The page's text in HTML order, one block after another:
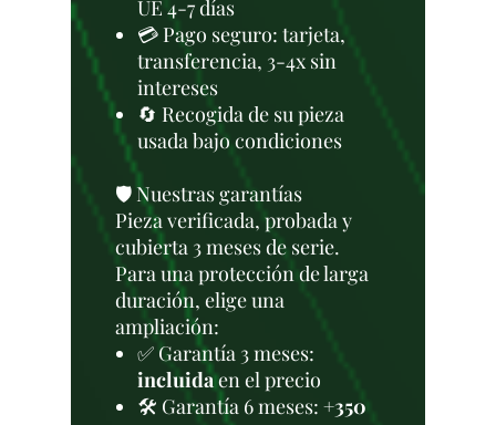
UE 4-7 días
💳 Pago seguro: tarjeta,
transferencia, 3-4x sin
intereses
🔄 Recogida de su pieza
usada bajo condiciones
🛡️ Nuestras garantías
Pieza verificada, probada y
cubierta 3 meses de serie.
Para una protección de larga
duración, elige una
ampliación:
✅ Garantía 3 meses:
incluidaen el precio
🛠️ Garantía 6 meses: +350